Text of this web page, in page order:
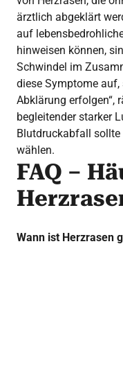
ärztlich abgeklärt
auf
hinweisen können,
Schwindel im
diese Symptome
Abklärung erfolgen“,
begleitender starker
Blutdruckabfall
wählen.
FAQ –
Wann ist Herzrasen